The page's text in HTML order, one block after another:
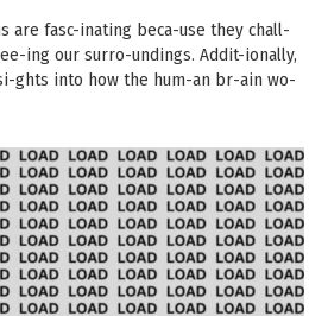
are fasc-inating beca-use they chall-
ing our surro-undings. Addit-ionally,
ghts into how the hum-an br-ain wo-